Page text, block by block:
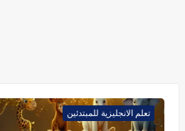
تعلم الانجليزية للمبتدئين